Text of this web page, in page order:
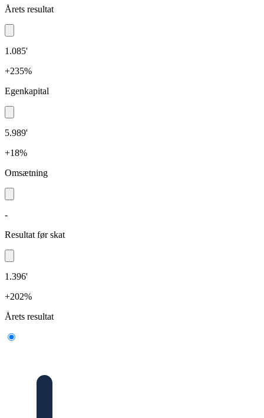
Årets resultat
1.085'
+235%
Egenkapital
5.989'
+18%
Omsætning
-
Resultat før skat
1.396'
+202%
Årets resultat